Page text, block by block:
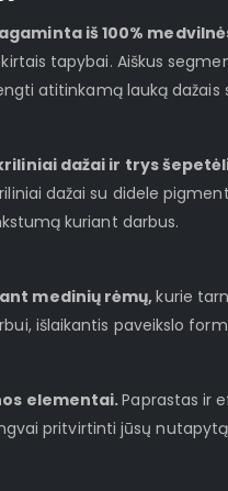
iš 100%
tapybai. Aiškus
atitinkamą lauką dažais
dažai ir trys
dažai su didele
kuriant darbus.
medinių rėmų,kurie
išlaikantis paveikslo
elementai.Paprastas ir
pritvirtinti jūsų